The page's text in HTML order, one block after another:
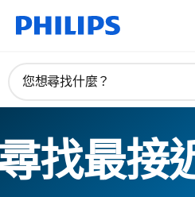
您想尋找什麼？
找最接